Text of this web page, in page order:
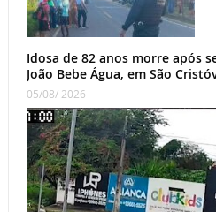
Idosa de 82 anos morre após
João Bebe Água, em São
05/08/ 2026